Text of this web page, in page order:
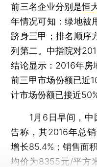
前三名企业分别是恒
年情况可知：绿地被
跻身三甲；排名顺序
列第二。中指院对
结论显示：2016年房
前三甲市场份额已近
计市场份额已接近50%
1月6日早间，中
告称，其2016年总
增长85.4%；销售面
均价为8355元/平方